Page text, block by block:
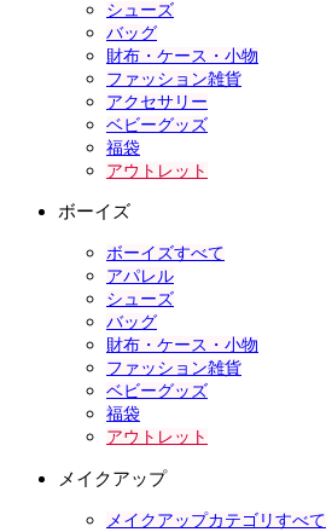
シューズ
バッグ
財布・ケース・小物
ファッション雑貨
アクセサリー
ベビーグッズ
福袋
アウトレット
ボーイズ
ボーイズすべて
アパレル
シューズ
バッグ
財布・ケース・小物
ファッション雑貨
ベビーグッズ
福袋
アウトレット
メイクアップ
メイクアップカテゴリすべて